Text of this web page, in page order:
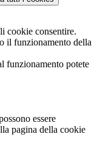
cookie consentire.
il funzionamento della
funzionamento potete
essere
pagina della cookie